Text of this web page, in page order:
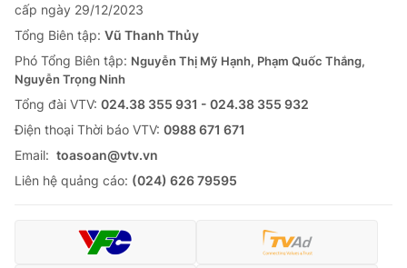
cấp ngày 29/12/2023
Tổng Biên tập: Vũ Thanh Thủy
Phó Tổng Biên tập: Nguyễn Thị Mỹ Hạnh, Phạm Quốc Thắng,
Nguyễn Trọng Ninh
Tổng đài VTV: 024.38 355 931 - 024.38 355 932
Ðiện thoại Thời báo VTV: 0988 671 671
Email: toasoan@vtv.vn
Liên hệ quảng cáo: (024) 626 79595